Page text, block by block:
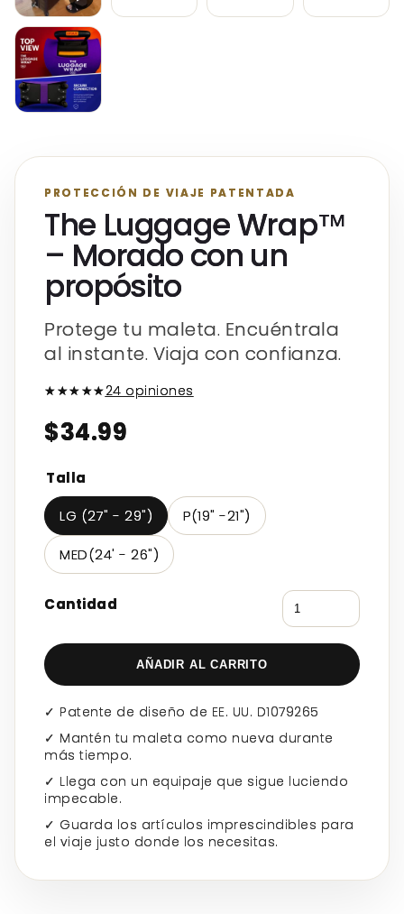
PROTECCIÓN DE VIAJE PATENTADA
The Luggage Wrap™
– Morado con un
propósito
Protege tu maleta. Encuéntrala
al instante. Viaja con confianza.
★★★★★24 opiniones
$34.99
Talla
LG (27" - 29")
P(19" -21")
MED(24' - 26")
Cantidad
AÑADIR AL CARRITO
✓ Patente de diseño de EE. UU. D1079265
✓ Mantén tu maleta como nueva durante
más tiempo.
✓ Llega con un equipaje que sigue luciendo
impecable.
✓ Guarda los artículos imprescindibles para
el viaje justo donde los necesitas.